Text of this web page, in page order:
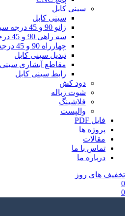
سینی کابل
سینی کابل
زانو 90 و 45 درجه سینی کابل افقی
سه راهی 90 و 45 درجه سینی کابل
چهارراه 90 و 45 درجه سینی کابل
تبدیل سینی کابل
مقاطع آبشاری سینی
رابط سینی کابل
دود کش
شوت زباله
فلاشینگ
والپست
فایل PDF
پروژه ها
مقالات
تماس با ما
درباره ما
تخفیف های روز
0
0